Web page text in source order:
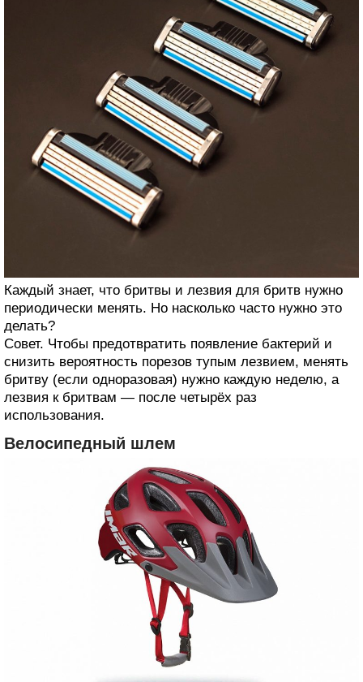
Каждый знает, что бритвы и лезвия для бритв нужно
периодически менять. Но насколько часто нужно это
делать?
Совет. Чтобы предотвратить появление бактерий и
снизить вероятность порезов тупым лезвием, менять
бритву (если одноразовая) нужно каждую неделю, а
лезвия к бритвам — после четырёх раз
использования.
Велосипедный шлем